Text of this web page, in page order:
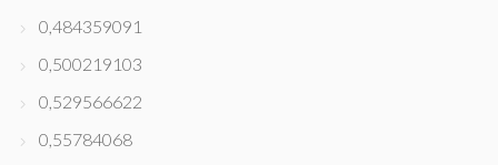
0,484359091
0,500219103
0,529566622
0,55784068